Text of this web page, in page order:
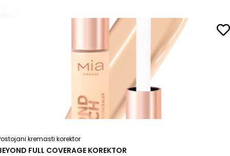
kremasti korektor
FULL COVERAGE KOREKTOR